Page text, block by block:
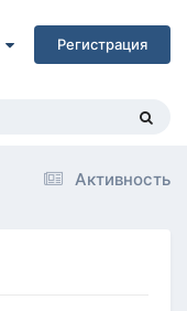
Регистрация
Активность